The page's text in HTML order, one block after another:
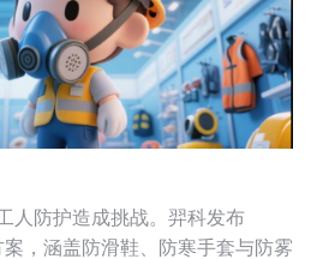
人防护造成挑战。羿科发布
，涵盖防滑鞋、防寒手套与防雾